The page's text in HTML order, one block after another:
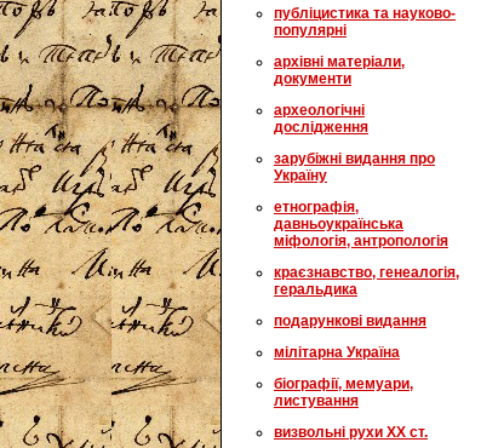
публіцистика та науково-
популярні
архівні матеріали,
документи
археологічні
дослідження
зарубіжні видання про
Україну
етнографія,
давньоукраїнська
міфологія, антропологія
краєзнавство, генеалогія,
геральдика
подарункові видання
мілітарна Україна
біографії, мемуари,
листування
визвольні рухи XX ст.